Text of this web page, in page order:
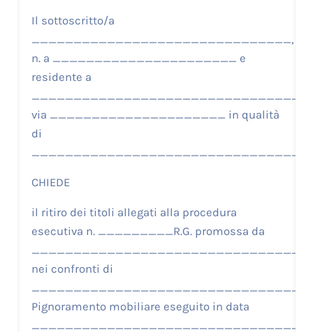
Il sottoscritto/a
_______________________________,
n. a ______________________ e
residente a
via _____________________ in qualità
di
CHIEDE
il ritiro dei titoli allegati alla procedura
esecutiva n. _________R.G. promossa da
nei confronti di
Pignoramento mobiliare eseguito in data